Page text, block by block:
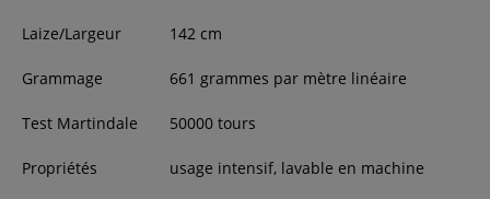
Laize/Largeur 142 cm
Grammage 661 grammes par mètre linéaire
Test Martindale 50000 tours
Propriétés usage intensif, lavable en machine